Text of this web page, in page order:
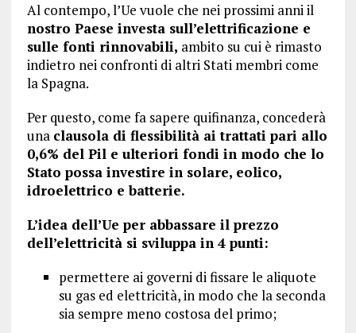
Al contempo, l’Ue vuole che nei prossimi anni il
nostro Paese investa sull’elettrificazione e
sulle fonti rinnovabili, ambito su cui è rimasto
indietro nei confronti di altri Stati membri come
la Spagna.
Per questo, come fa sapere quifinanza, concederà
una clausola di flessibilità ai trattati pari allo
0,6% del Pil e ulteriori fondi in modo che lo
Stato possa investire in solare, eolico,
idroelettrico e batterie.
L’idea dell’Ue per abbassare il prezzo
dell’elettricità si sviluppa in 4 punti:
permettere ai governi di fissare le aliquote
su gas ed elettricità, in modo che la seconda
sia sempre meno costosa del primo;